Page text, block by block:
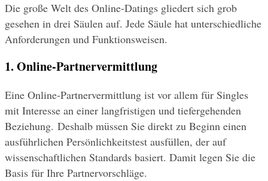
Die große Welt des Online-Datings gliedert sich grob
gesehen in drei Säulen auf. Jede Säule hat unterschiedliche
Anforderungen und Funktionsweisen.
1. Online-Partnervermittlung
Eine Online-Partnervermittlung ist vor allem für Singles
mit Interesse an einer langfristigen und tiefergehenden
Beziehung. Deshalb müssen Sie direkt zu Beginn einen
ausführlichen Persönlichkeitstest ausfüllen, der auf
wissenschaftlichen Standards basiert. Damit legen Sie die
Basis für Ihre Partnervorschläge.